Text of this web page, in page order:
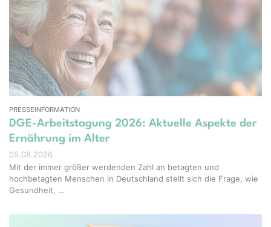
PRESSEINFORMATION
DGE-Arbeitstagung 2026: Aktuelle Aspekte der
Ernährung im Alter
05.08.2026
Mit der immer größer werdenden Zahl an betagten und
hochbetagten Menschen in Deutschland stellt sich die Frage, wie
Gesundheit, …